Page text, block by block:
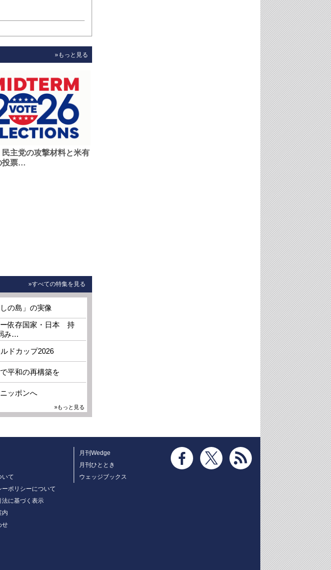
»もっと見る
民主党の攻撃材料と米有
投票…
»すべての特集を見る
の島」の実像
依存国家・日本 持
み…
ドカップ2026
平和の再構築を
ッポンへ
»もっと見る
いて
ーポリシーについて
法に基づく表示
内
せ
月刊Wedge
月刊ひととき
ウェッジブックス